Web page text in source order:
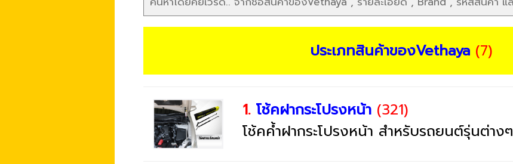
ประเภทสินค้าของVethaya (7)
1. โช้คฝากระโปรงหน้า (321)
โช้คค้ำฝากระโปรงหน้า สำหรับรถยนต์รุ่นต่างๆ